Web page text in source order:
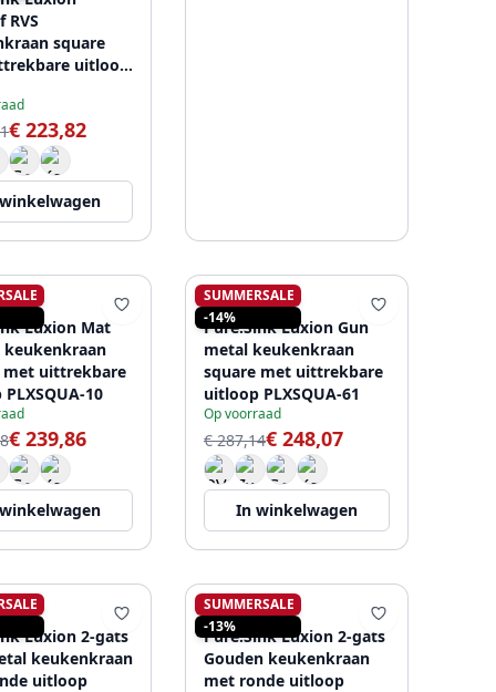
RVS
square
uitloop
€ 223,82
Luxion Mat
keukenkraan
met uittrekbare
10
€ 239,86
SUMMERSALE
-14%
PURE.SINK
Pure.Sink Luxion Gun
metal keukenkraan
square met uittrekbare
uitloop PLXSQUA-61
Op voorraad
€ 287,14€ 248,07
In winkelwagen
Luxion 2-gats
keukenkraan
uitloop
SUMMERSALE
-13%
PURE.SINK
Pure.Sink Luxion 2-gats
Gouden keukenkraan
met ronde uitloop